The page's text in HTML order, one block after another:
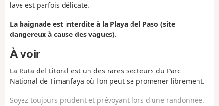
lave est parfois délicate.
La baignade est interdite à la Playa del Paso (site
dangereux à cause des vagues).
À voir
La Ruta del Litoral est un des rares secteurs du Parc
National de Timanfaya où l'on peut se promener librement.
Soyez toujours prudent et prévoyant lors d'une randonnée.